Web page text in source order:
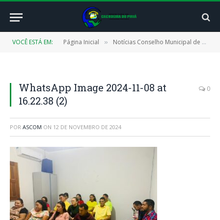
VOCÊ ESTÁ EM: Página Inicial » Notícias Conselho Municipal de Educação (CMECAP)
WhatsApp Image 2024-11-08 at
16.22.38 (2)
0
POR ASCOM ON 12 DE NOVEMBRO DE 2024